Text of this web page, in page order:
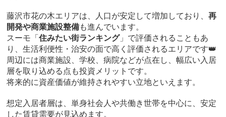
藤沢市花の木エリアは、人口が安定して増加しており、再
開発や商業施設整備も進んでいます。
スーモ「住みたい街ランキング」で評価されることもあ
り、生活利便性・治安の面で高く評価されるエリアです👑
周辺には商業施設、学校、病院などが点在し、幅広い入居
層を取り込める点も投資メリットです。
将来的に資産価値が維持されやすい立地といえます。
想定入居者層は、単身社会人や共働き世帯を中心に、安定
した賃貸需要が見込めます。